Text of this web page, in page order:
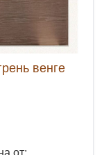
венге
от: